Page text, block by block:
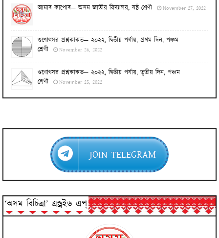
আমাৰ কাপোৰ— অসম জাতীয় বিদ্যালয়, ষষ্ঠ শ্ৰেণী November 27, 2022
গুণোৎসৱ প্ৰশ্নকাকত— ২০২২, দ্বিতীয় পর্যায়, প্ৰথম দিন, পঞ্চম
শ্ৰেণী
November 26, 2022
গুণোৎসৱ প্ৰশ্নকাকত— ২০২২, দ্বিতীয় পর্যায়, তৃতীয় দিন, পঞ্চম
শ্ৰেণী
November 25, 2022
JOIN TELEGRAM
‘অসম বিচিত্ৰা’ এণ্ড্ৰইড এপ্